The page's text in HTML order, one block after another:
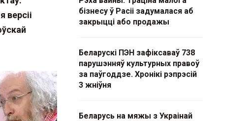
версіі
бізнесу ў Расіі задумалася аб
закрыцці або продажы
Беларускі ПЭН зафіксаваў 738
парушэнняў культурных правоў
за паўгоддзе. Хронікі рэпрэсій
3 жніўня
Беларусь на мяжы з Украінай